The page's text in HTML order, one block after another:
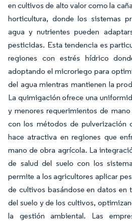
en cultivos de alto valor como la
horticultura, donde los sistemas
agua y nutrientes pueden
pesticidas. Esta tendencia es
regiones con estrés hídrico
adoptando el microriego para
del agua mientras mantienen la
La quimigación ofrece una
y menores requerimientos de
con los métodos de pulverización
hace atractiva en regiones que
mano de obra agrícola. La
de salud del suelo con los
permite a los agricultores aplicar
de cultivos basándose en datos en
del suelo y de los cultivos,
la gestión ambiental. Las